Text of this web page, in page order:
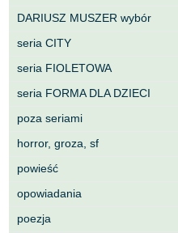
DARIUSZ MUSZER wybór
seria CITY
seria FIOLETOWA
seria FORMA DLA DZIECI
poza seriami
horror, groza, sf
powieść
opowiadania
poezja